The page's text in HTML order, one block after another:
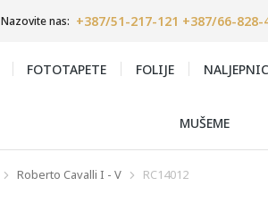
Nazovite nas: +387/51-217-121 +387/66-828-
FOTOTAPETE FOLIJE
MUŠEME
Roberto Cavalli I - V RC14012